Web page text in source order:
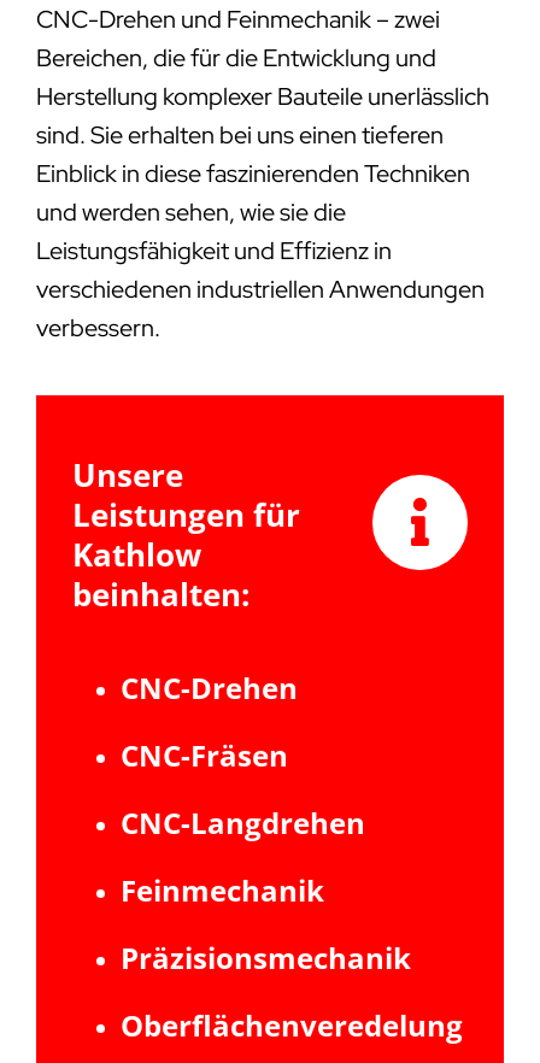
CNC-Drehen und Feinmechanik – zwei
Bereichen, die für die Entwicklung und
Herstellung komplexer Bauteile unerlässlich
sind. Sie erhalten bei uns einen tieferen
Einblick in diese faszinierenden Techniken
und werden sehen, wie sie die
Leistungsfähigkeit und Effizienz in
verschiedenen industriellen Anwendungen
verbessern.
Unsere
Leistungen für
Kathlow
beinhalten:
CNC-Drehen
CNC-Fräsen
CNC-Langdrehen
Feinmechanik
Präzisionsmechanik
Oberflächenveredelung